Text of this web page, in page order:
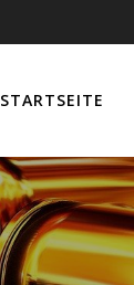
STARTSEITE